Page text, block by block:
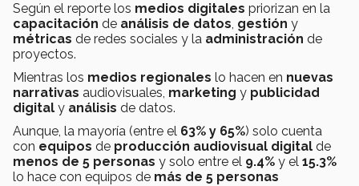
Según el reporte los medios digitales priorizan en la
capacitación de análisis de datos, gestión y
métricas de redes sociales y la administración de
proyectos.
Mientras los medios regionales lo hacen en nuevas
narrativas audiovisuales, marketing y publicidad
digital y análisis de datos.
Aunque, la mayoría (entre el 63% y 65%) solo cuenta
con equipos de producción audiovisual digital de
menos de 5 personas y solo entre el 9.4% y el 15.3%
lo hace con equipos de más de 5 personas